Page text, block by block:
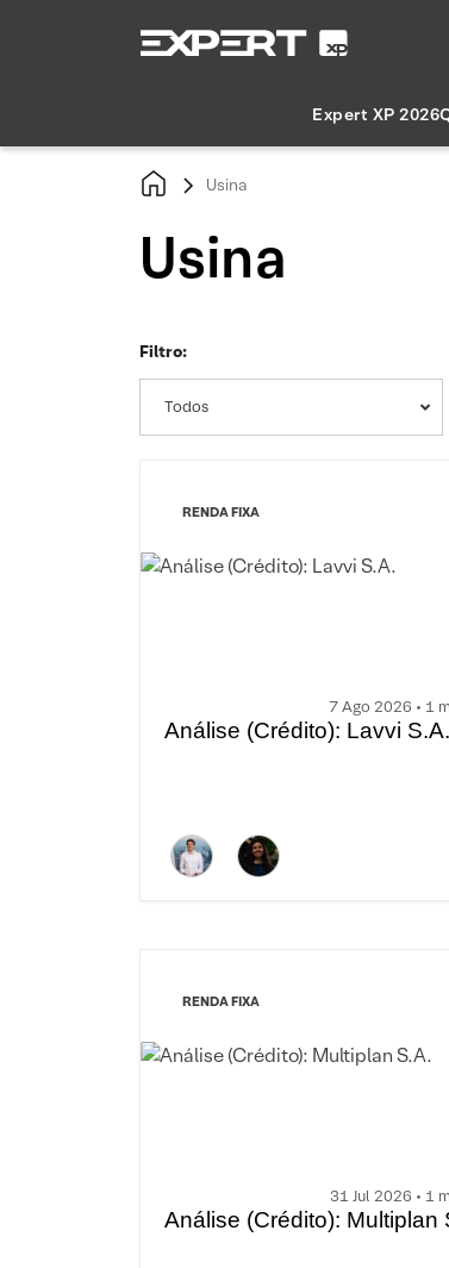
Expert XP 2026
Usina
Usina
Filtro:
Todos
RENDA FIXA
7 Ago 2026 • 1
Análise (Crédito): Lavvi S.A.
RENDA FIXA
31 Jul 2026 • 1
Análise (Crédito): Multiplan